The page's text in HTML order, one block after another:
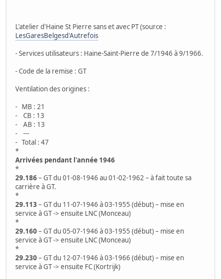
L'atelier d'Haine St Pierre sans et avec PT (source :
LesGaresBelgesd'Autrefois
- Services utilisateurs : Haine-Saint-Pierre de 7/1946 à 9/1966.
- Code de la remise : GT
Ventilation des origines :
- MB : 21
- CB : 13
- AB : 13
- ---
- Total : 47
*
Arrivées pendant l'année 1946
*
29.186– GT du 01-08-1946 au 01-02-1962 – à fait toute sa
carrière à GT.
*
29.113 – GT du 11-07-1946 à 03-1955 (début) – mise en
service à GT -> ensuite LNC (Monceau)
*
29.160 – GT du 05-07-1946 à 03-1955 (début) – mise en
service à GT -> ensuite LNC (Monceau)
*
29.230 – GT du 12-07-1946 à 03-1966 (début) – mise en
service à GT -> ensuite FC (Kortrijk)